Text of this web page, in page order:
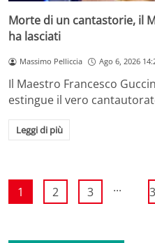
Morte di un cantastorie, il
ha lasciati
Massimo Pelliccia Ago 6, 2026
Il Maestro Francesco
estingue il vero
Leggi di più
1 2 3 ...